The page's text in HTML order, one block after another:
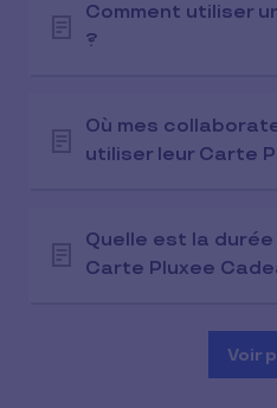
Comment utiliser
?
Où mes
utiliser leur Carte
Quelle est la
Carte Pluxee
Voir